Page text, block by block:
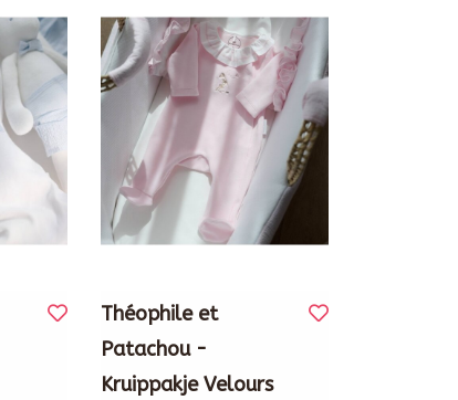
Théophile et
Patachou -
Kruippakje Velours